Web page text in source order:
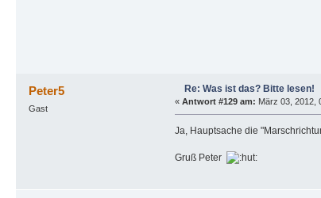
Peter5
Gast
Re: Was ist das? Bitte lesen!
« Antwort #129 am: März 03, 2012,
Ja, Hauptsache die
Gruß Peter